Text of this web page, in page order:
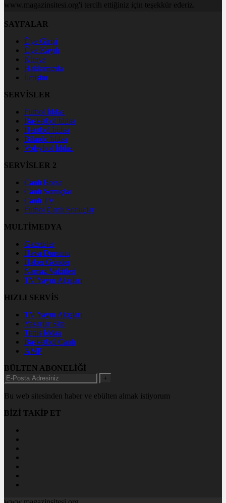
www.magazinsitesi.org'i tercih ettiğiniz için teşekkür ederiz.
SAYFALAR
Üye Girişi
Üye Kaydı
Künye
Hakkımızda
İletişim
SERVİSLER
Futbol İddaa
Basketbol İddaa
Hentbol İddaa
Bilardo İddaa
Voleybol İddaa
SERVİSLER 2
Canlı Borsa
Canlı Sonuçlar
Canlı TV
Futbol Canlı Sonuçlar
MULTİMEDYA
Gazeteler
Hava Durumu
Haber Gönder
Namaz Vakitleri
TV Yayın Akışları
HIZLI SERVİS
TV Yayın Akışları
Yazarlar Site
Tenis İddaa
Basketbol Canlı
AMP
BÜLTEN ABONELİĞİ
+
Bu web sitesinden haber ve ebülten almak istiyorum
BİZİ TAKİP ET